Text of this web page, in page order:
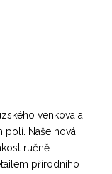
venkova a
polí. Naše nová
ručně
přírodního